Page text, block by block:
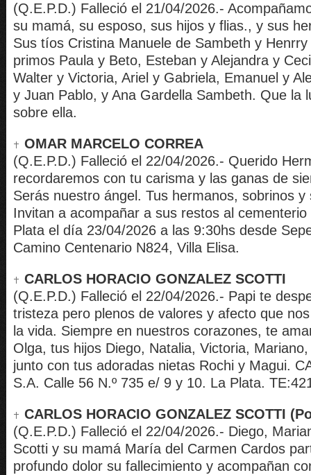
(Q.E.P.D.) Falleció el 21/04/2026.-
su mamá, su esposo, sus hijos y flias., y sus
Sus tíos Cristina Manuele de Sambeth y
primos Paula y Beto, Esteban y Alejandra y
Walter y Victoria, Ariel y Gabriela, Emanuel y
y Juan Pablo, y Ana Gardella Sambeth. Que la
sobre ella.
OMAR MARCELO CORREA
(Q.E.P.D.) Falleció el 22/04/2026.- Querido
recordaremos con tu carisma y las ganas de
Serás nuestro ángel. Tus hermanos, sobrinos y
Invitan a acompañar a sus restos al cementerio
Plata el día 23/04/2026 a las 9:30hs desde
Camino Centenario N824, Villa Elisa.
CARLOS HORACIO GONZALEZ SCOTTI
(Q.E.P.D.) Falleció el 22/04/2026.- Papi te
tristeza pero plenos de valores y afecto que
la vida. Siempre en nuestros corazones, te
Olga, tus hijos Diego, Natalia, Victoria,
junto con tus adoradas nietas Rochi y Magui.
S.A. Calle 56 N.º 735 e/ 9 y 10. La Plata.
CARLOS HORACIO GONZALEZ SCOTTI
(Q.E.P.D.) Falleció el 22/04/2026.- Diego,
Scotti y su mamá María del Carmen Cardos
profundo dolor su fallecimiento y acompañan